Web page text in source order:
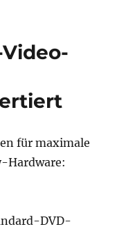
für maximale
Hardware:
DVD-